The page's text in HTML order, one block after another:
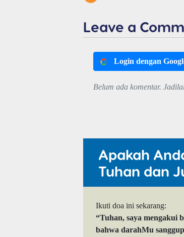
Leave a
Login dengan
Belum ada komentar.
Apakah
Tuhan dan
Ikuti doa ini sekarang:
“Tuhan, saya mengakui
bahwa darahMu